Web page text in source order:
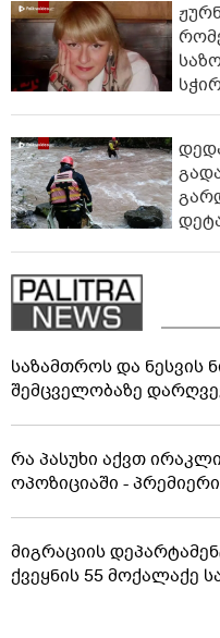
საზამთროს და ნესვის
შემცველობაზე
რა პასუხი აქვთ
ოპოზიციაში -
მიგრაციის
ქვეყნის 55 მოქალაქე